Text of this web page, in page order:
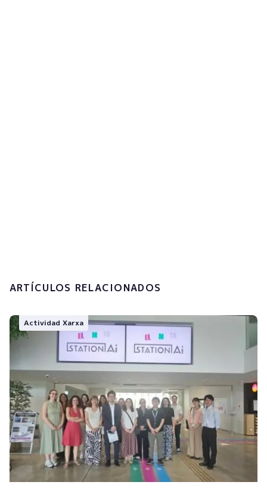
ARTÍCULOS RELACIONADOS
Actividad Xarxa